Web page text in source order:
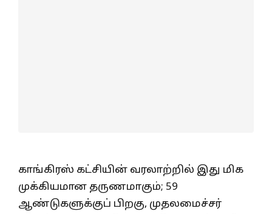
காங்கிரஸ் கட்சியின் வரலாற்றில் இது மிக
முக்கியமான தருணமாகும்; 59
ஆண்டுகளுக்குப் பிறகு, முதலமைச்சர்